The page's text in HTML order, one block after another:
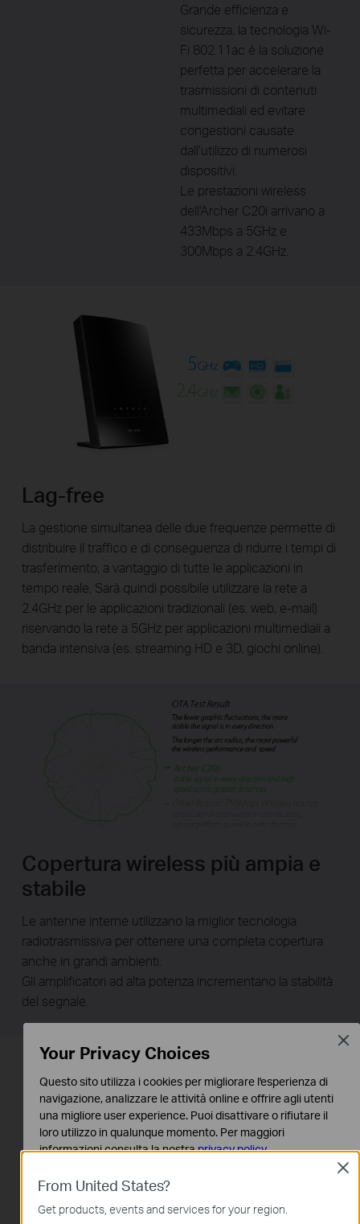
Grande efficienza e
sicurezza, la tecnologia Wi-
Fi 802.11ac è la soluzione
perfetta per accelerare la
trasmissioni di contenuti
multimediali ed evitare
congestioni causate
dall’utilizzo di numerosi
dispositivi.
Le prestazioni wireless
dell'Archer C20i arrivano a
433Mbps a 5GHz e
300Mbps a 2.4GHz.
Lag-free
La gestione simultanea delle due frequenze permette di
distribuire il traffico e di conseguenza di ridurre i tempi di
trasferimento, a vantaggio di tutte le applicazioni in
tempo reale. Sarà quindi possibile utilizzare la rete a
2.4GHz per le applicazioni tradizionali (es. web, e-mail)
riservando la rete a 5GHz per applicazioni multimediali a
banda intensiva (es. streaming HD e 3D, giochi online).
Copertura wireless più ampia e
stabile
Le antenne interne utilizzano la miglior tecnologia
radiotrasmissiva per ottenere una completa copertura
anche in grandi ambienti.
Gli amplificatori ad alta potenza incrementano la stabilità
del segnale.
From United States?
Get products, events and services for your region.
Your Privacy Choices
Questo sito utilizza i cookies per migliorare l'esperienza di
navigazione, analizzare le attività online e offrire agli utenti
una migliore user experience. Puoi disattivare o rifiutare il
loro utilizzo in qualunque momento. Per maggiori
informazioni consulta la nostraprivacy policy.
Questi cookies sono necessari per il corretto
funzionamento del sito e non possono essere disattivati nel